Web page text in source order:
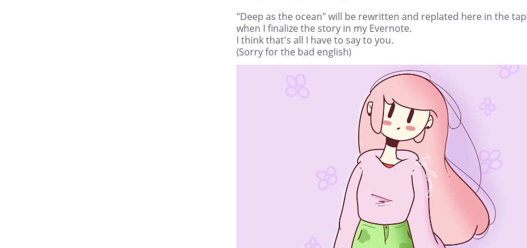
"Deep as the ocean" will be rewritten and replated here in the
when I finalize the story in my Evernote.
I think that's all I have to say to you.
(Sorry for the bad english)